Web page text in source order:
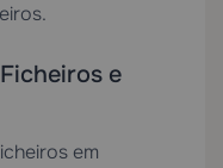
e
em